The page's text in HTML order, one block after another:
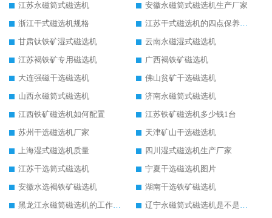
江苏永磁筒式磁选机
安徽永磁筒式磁选机生产厂家
浙江干式磁选机规格
江苏干式磁选机的四点保养秘籍
甘肃钛铁矿湿式磁选机
云南永磁湿式磁选机
江苏褐铁矿专用磁选机
广西褐铁矿磁选机
大连强磁干选磁选机
佛山贫矿干选磁选机
山西永磁筒式磁选机
济南永磁筒式磁选机
江西铁矿磁选机如何配置
江苏铁矿磁选机多少钱1台
苏州干选磁选机厂家
天津矿山干选磁选机
上海湿式磁选机质量
四川湿式磁选机生产厂家
江苏干选筒式磁选机
宁夏干选磁选机图片
安徽水选褐铁矿磁选机
湖南干选铁矿磁选机
黑龙江永磁筒磁选机的工作原理
辽宁永磁筒式磁选机是不是强磁